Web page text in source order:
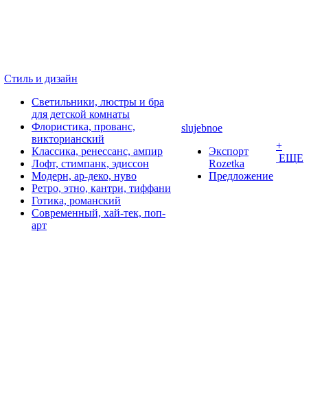
Стиль и дизайн
Светильники, люстры и бра
для детской комнаты
Флористика, прованс,
викторианский
Классика, ренессанс, ампир
Лофт, стимпанк, эдиссон
Модерн, ар-деко, нуво
Ретро, этно, кантри, тиффани
Готика, романский
Современный, хай-тек, поп-
арт
slujebnoe
Экспорт
Rozetka
Предложение
+
ЕЩЕ